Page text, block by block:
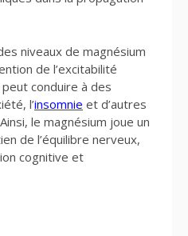
niveaux de magnésium
de l’excitabilité
conduire à des
l’insomnie et d’autres
le magnésium joue un
de l’équilibre nerveux,
cognitive et